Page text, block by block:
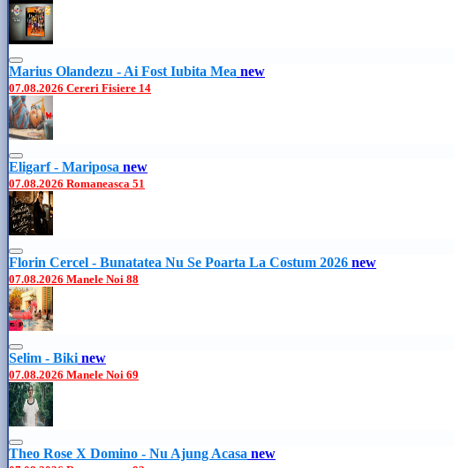
Marius Olandezu - Ai Fost Iubita Mea new
07.08.2026 Cereri Fisiere 14
Eligarf - Mariposa new
07.08.2026 Romaneasca 51
Florin Cercel - Bunatatea Nu Se Poarta La Costum 2026 new
07.08.2026 Manele Noi 88
Selim - Biki new
07.08.2026 Manele Noi 69
Theo Rose X Domino - Nu Ajung Acasa new